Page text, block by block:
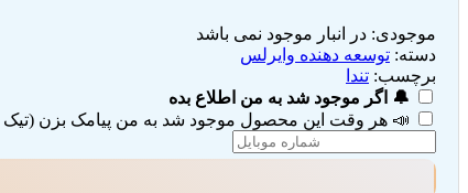
موجودی: در انبار موجود نمی باشد
دسته: توسعه دهنده وایرلس
برچسب: تندا
🔔 اگر موجود شد به من اطلاع بده
📣 هر وقت این محصول موجود شد به من پیامک بزن (تیک